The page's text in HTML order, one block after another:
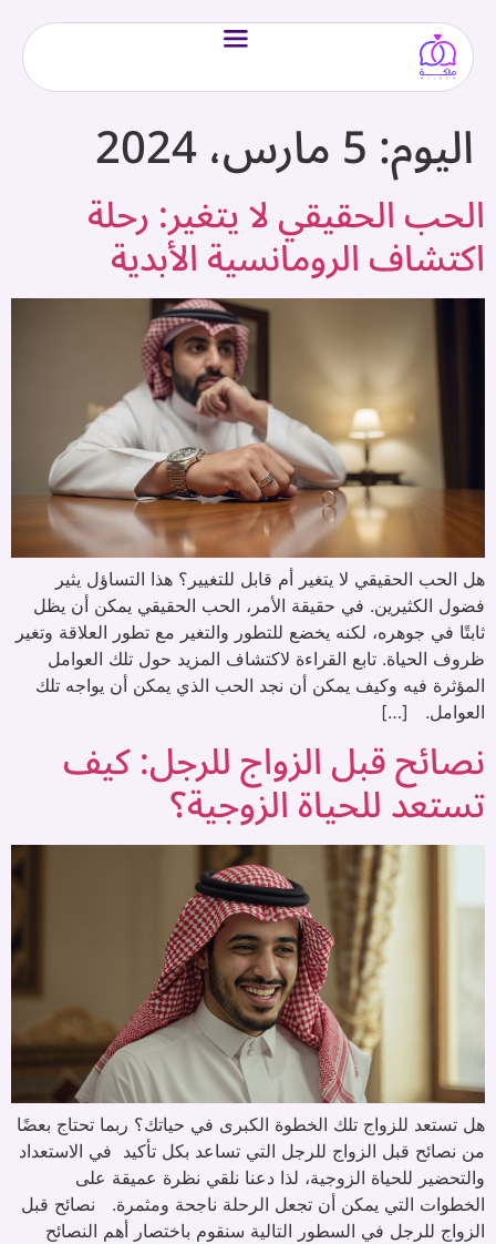
اليوم:5 مارس، 2024
الحب الحقيقي لا يتغير: رحلة
اكتشاف الرومانسية الأبدية
هل الحب الحقيقي لا يتغير أم قابل للتغيير؟ هذا التساؤل يثير
فضول الكثيرين. في حقيقة الأمر، الحب الحقيقي يمكن أن يظل
ثابتًا في جوهره، لكنه يخضع للتطور والتغير مع تطور العلاقة وتغير
ظروف الحياة. تابع القراءة لاكتشاف المزيد حول تلك العوامل
المؤثرة فيه وكيف يمكن أن نجد الحب الذي يمكن أن يواجه تلك
العوامل. […]
نصائح قبل الزواج للرجل: كيف
تستعد للحياة الزوجية؟
هل تستعد للزواج تلك الخطوة الكبرى في حياتك؟ ربما تحتاج بعضًا
من نصائح قبل الزواج للرجل التي تساعد بكل تأكيد في الاستعداد
والتحضير للحياة الزوجية، لذا دعنا نلقي نظرة عميقة على
الخطوات التي يمكن أن تجعل الرحلة ناجحة ومثمرة. نصائح قبل
الزواج للرجل في السطور التالية سنقوم باختصار أهم النصائح